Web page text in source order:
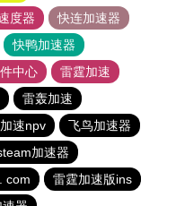
度器
快连加速器
快鸭加速器
中心
雷霆加速
雷轰加速
速npv
飞鸟加速器
加速器
com
雷霆加速版ins